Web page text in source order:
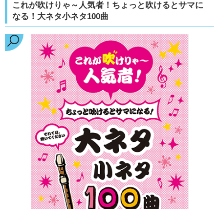
これが吹けりゃ～人気者！ちょっと吹けるとサマに
なる！大ネタ小ネタ100曲